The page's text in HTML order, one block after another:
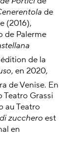
de
(2016),
de Palerme
édition de la
, en 2020,
de Venise. En
Teatro Grassi
au Teatro
zuccheroest
en